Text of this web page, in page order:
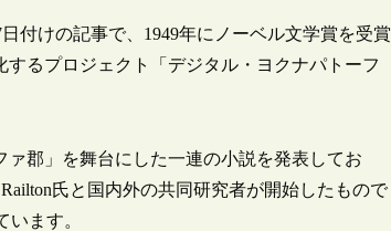
付けの記事で、1949年にノーベル文学賞を受賞
るプロジェクト「デジタル・ヨクナパトーフ
郡」を舞台にした一連の小説を発表してお
氏と国内外の共同研究者が開始したもので
います。